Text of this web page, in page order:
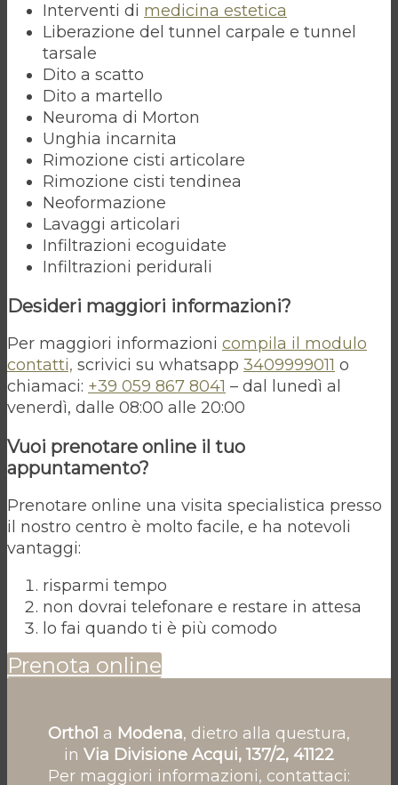
Interventi di medicina estetica
Liberazione del tunnel carpale e tunnel
tarsale
Dito a scatto
Dito a martello
Neuroma di Morton
Unghia incarnita
Rimozione cisti articolare
Rimozione cisti tendinea
Neoformazione
Lavaggi articolari
Infiltrazioni ecoguidate
Infiltrazioni peridurali
Desideri maggiori informazioni?
Per maggiori informazioni compila il modulo
contatti, scrivici su whatsapp 3409999011 o
chiamaci: +39 059 867 8041 – dal lunedì al
venerdì, dalle 08:00 alle 20:00
Vuoi prenotare online il tuo
appuntamento?
Prenotare online una visita specialistica presso
il nostro centro è molto facile, e ha notevoli
vantaggi:
risparmi tempo
non dovrai telefonare e restare in attesa
lo fai quando ti è più comodo
Prenota online
Ortho1 a Modena, dietro alla questura,
in Via Divisione Acqui, 137/2, 41122
Per maggiori informazioni, contattaci: